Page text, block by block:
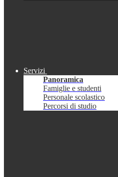
Servizi
Panoramica
Famiglie e studenti
Personale scolastico
Percorsi di studio